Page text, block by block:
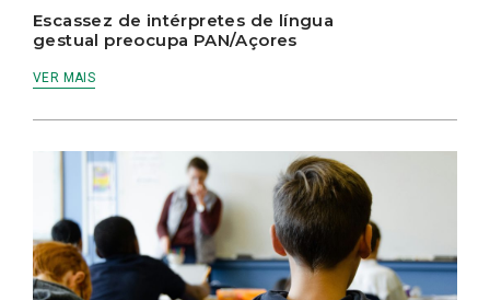
Escassez de intérpretes de língua
gestual preocupa PAN/Açores
VER MAIS